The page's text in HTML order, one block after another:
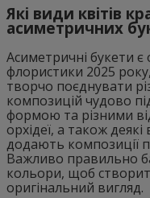
Які види квітів
асиметричних
Асиметричні букети
флористики 2025
творчо поєднувати
композицій чудово
формою та різними
орхідеї, а також
додають композиції
Важливо правильно
кольори, щоб
оригінальний вигляд.